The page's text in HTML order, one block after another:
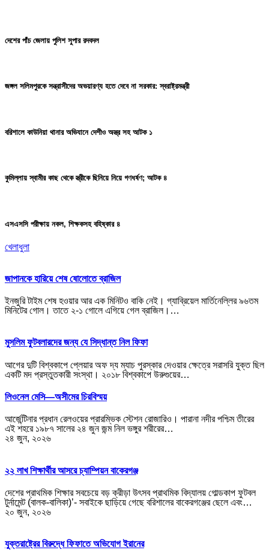
দেশের পাঁচ জেলায় পুলিশ সুপার রদবদল
জঙ্গল সলিমপুরকে সন্ত্রাসীদের অভয়ারণ্য হতে দেবে না সরকার: স্বরাষ্ট্রমন্ত্রী
বরিশালে কাউনিয়া থানার অভিযানে দেশীও অস্ত্র সহ আটক ১
কুমিল্লায় স্বামীর কাছ থেকে স্ত্রীকে ছিনিয়ে নিয়ে গণধর্ষণ; আটক ৪
এসএসসি পরীক্ষায় নকল, শিক্ষকসহ বহিষ্কার ৪
খেলাধুলা
জাপানকে হারিয়ে শেষ ষোলোতে ব্রাজিল
ইনজুরি টাইম শেষ হওয়ার আর এক মিনিটও বাকি নেই। গ্যাব্রিয়েল মার্তিনেল্লির ৯৬তম
মিনিটের গোল। তাতে ২-১ গোলে এগিয়ে গেল ব্রাজিল।…
মুসলিম ফুটবলারদের জন্য যে সিদ্ধান্ত নিল ফিফা
আগের দুটি বিশ্বকাপে প্লেয়ার অফ দ্য ম্যাচ পুরস্কার দেওয়ার ক্ষেত্রে সরাসরি যুক্ত ছিল
একটি মদ প্রস্তুতকারী সংস্থা। ২০১৮ বিশ্বকাপে উরুগুয়ের…
লিওনেল মেসি—অসীমের চিরবিস্ময়
আর্জেন্টিনার প্রধান রেলওয়ের প্রারম্ভিক স্টেশন রোজারিও। পারানা নদীর পশ্চিম তীরের
এই শহরে ১৯৮৭ সালের ২৪ জুন জন্ম নিল ভঙ্গুর শরীরের…
২৪ জুন, ২০২৬
২২ লাখ শিক্ষার্থীর আসরে চ্যাম্পিয়ন বাকেরগঞ্জ
দেশের প্রাথমিক শিক্ষার সবচেয়ে বড় ক্রীড়া উৎসব প্রাথমিক বিদ্যালয় গোল্ডকাপ ফুটবল
টুর্নামেন্ট (বালক-বালিকা)’- সবাইকে ছাড়িয়ে গেছে বরিশালের বাকেরগঞ্জের ছেলে এবং…
২০ জুন, ২০২৬
যুক্তরাষ্ট্রের বিরুদ্ধে ফিফাতে অভিযোগ ইরানের